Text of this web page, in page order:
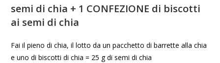
semi di chia + 1 CONFEZIONE di biscotti
ai semi di chia
Fai il pieno di chia, il lotto da un pacchetto di barrette alla chia
e uno di biscotti di chia = 25 g di semi di chia